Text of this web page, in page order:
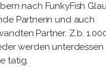
nach FunkyFish
Partnerin und auch
Partner. Z.b.
werden unterdessen
tatig.